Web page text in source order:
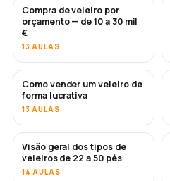
EM BREVE
Compra de veleiro por
orçamento — de 10 a 30 mil
€
13 AULAS
NOVO
Como vender um veleiro de
forma lucrativa
13 AULAS
EM BREVE
Visão geral dos tipos de
veleiros de 22 a 50 pés
14 AULAS